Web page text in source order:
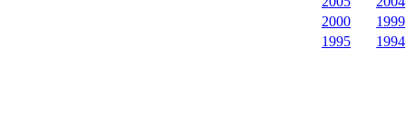
2000
1999
1995
1994